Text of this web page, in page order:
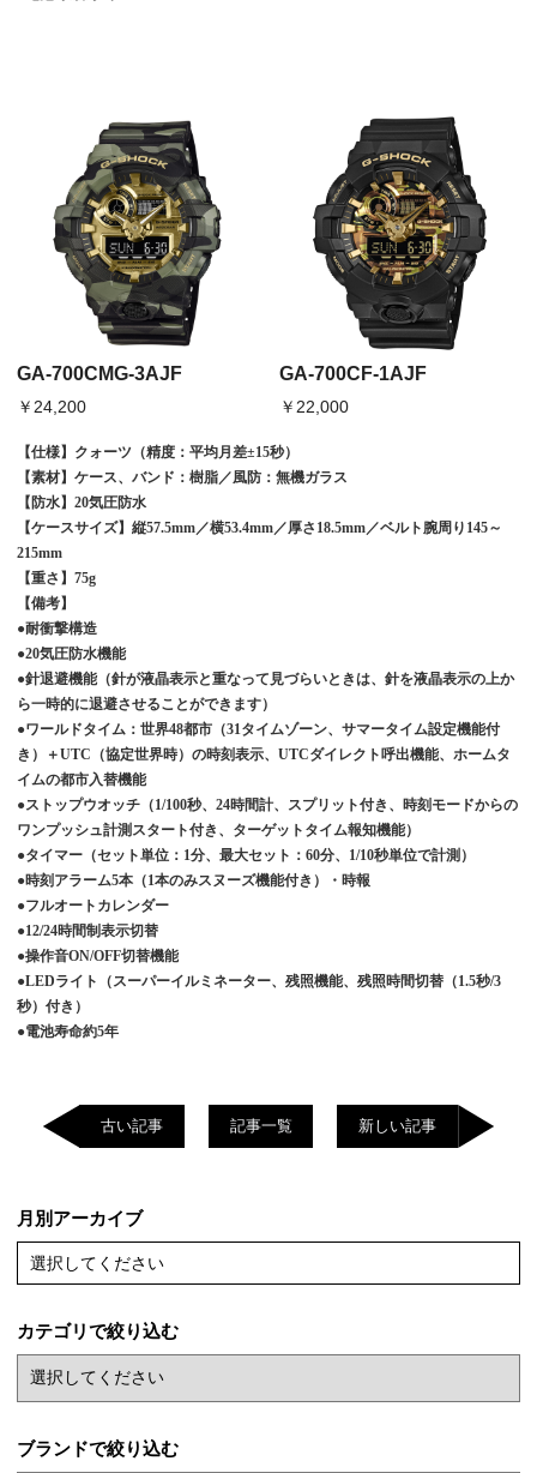
GA-700CMG-3AJF
￥24,200
GA-700CF-1AJF
￥22,000
【仕様】クォーツ（精度：平均月差±15秒）
【素材】ケース、バンド：樹脂／風防：無機ガラス
【防水】 20気圧防水
【ケースサイズ】縦57.5mm／横53.4mm／厚さ 18.5mm／ベルト腕周り 145～
215mm
【重さ】 75g
【備考】
●耐衝撃構造
●20気圧防水機能
●針退避機能（針が液晶表示と重なって見づらいときは、針を液晶表示の上か
ら一時的に退避させることができます）
●ワールドタイム：世界48都市（31タイムゾーン、サマータイム設定機能付
き）＋UTC （協定世界時）の時刻表示、 UTCダイレクト呼出機能、ホームタ
イムの都市入替機能
●ストップウオッチ（1/100秒、 24時間計、スプリット付き、時刻モードからの
ワンプッシュ計測スタート付き、ターゲットタイム報知機能）
●タイマー（セット単位： 1分、最大セット： 60分、 1/10秒単位で計測）
●時刻アラーム5本（1本のみスヌーズ機能付き）・時報
●フルオートカレンダー
●12/24時間制表示切替
●操作音ON/OFF切替機能
●LEDライト（スーパーイルミネーター、残照機能、残照時間切替（1.5秒/3
秒）付き）
●電池寿命約5年
古い記事 記事一覧 新しい記事
月別アーカイブ
選択してください
カテゴリで絞り込む
ブランドで絞り込む